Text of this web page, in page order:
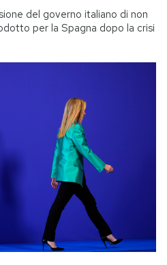
del governo italiano di non
per la Spagna dopo la crisi